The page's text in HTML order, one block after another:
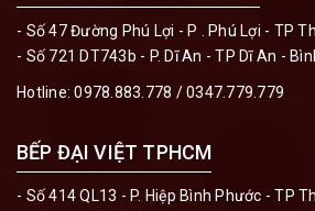
- Số 47 Đường Phú Lợi - P . Phú Lợi - TP
- Số 721 DT743b - P. Dĩ An - TP Dĩ An -
Hotline:0978.883.778 / 0347.779.779
BẾP ĐẠI VIỆT TPHCM
- Số 414 QL13 - P. Hiệp Bình Phước - TP